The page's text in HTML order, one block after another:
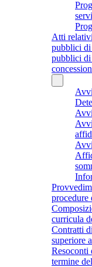
Atti
pubblici di
pubblici di
procedure
curricula
Contratti
superiore
Resoconti
termine